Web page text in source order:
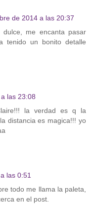
de 2014 a las 20:37
me encanta pasar
tenido un bonito detalle
las 23:08
la verdad es q la
distancia es magica!!! yo
las 0:51
todo me llama la paleta,
en el post.